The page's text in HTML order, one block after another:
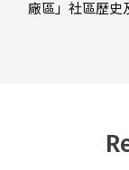
廠區」社區歷史